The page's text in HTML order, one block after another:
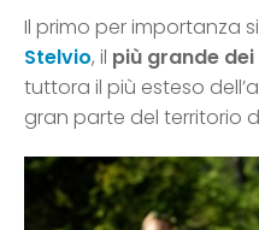
Il primo per importanza
Stelvio, il più grande
tuttora il più esteso
gran parte del territorio